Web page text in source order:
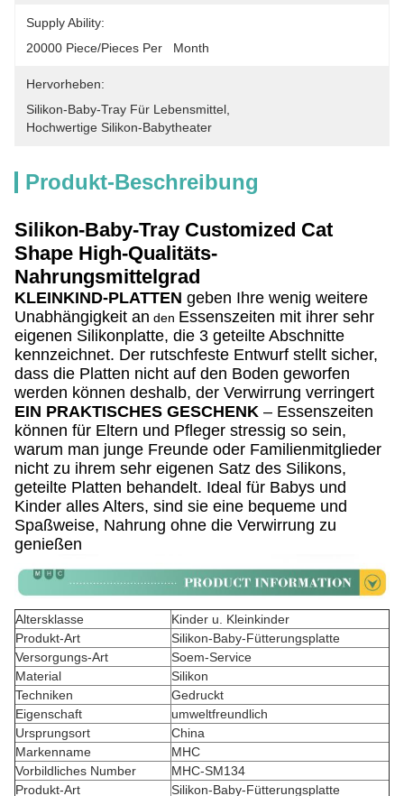
Supply Ability:
20000 Piece/Pieces Per   Month
Hervorheben:
Silikon-Baby-Tray Für Lebensmittel
Hochwertige Silikon-Babytheater
Produkt-Beschreibung
Silikon-Baby-Tray Customized Cat
Shape High-Qualitäts-
Nahrungsmittelgrad
KLEINKIND-PLATTEN geben Ihre wenig weitere
Unabhängigkeit an den Essenszeiten mit ihrer sehr
eigenen Silikonplatte, die 3 geteilte Abschnitte
kennzeichnet. Der rutschfeste Entwurf stellt sicher,
dass die Platten nicht auf den Boden geworfen
werden können deshalb, der Verwirrung verringert
EIN PRAKTISCHES GESCHENK – Essenszeiten
können für Eltern und Pfleger stressig so sein,
warum man junge Freunde oder Familienmitglieder
nicht zu ihrem sehr eigenen Satz des Silikons,
geteilte Platten behandelt. Ideal für Babys und
Kinder alles Alters, sind sie eine bequeme und
Spaßweise, Nahrung ohne die Verwirrung zu
genießen
Altersklasse
Kinder u. Kleinkinder
Produkt-Art
Silikon-Baby-Fütterungsplatte
Versorgungs-Art
Soem-Service
Material
Silikon
Techniken
Gedruckt
Eigenschaft
umweltfreundlich
Ursprungsort
China
Markenname
MHC
Vorbildliches Number
MHC-SM134
Produkt-Art
Silikon-Baby-Fütterungsplatte